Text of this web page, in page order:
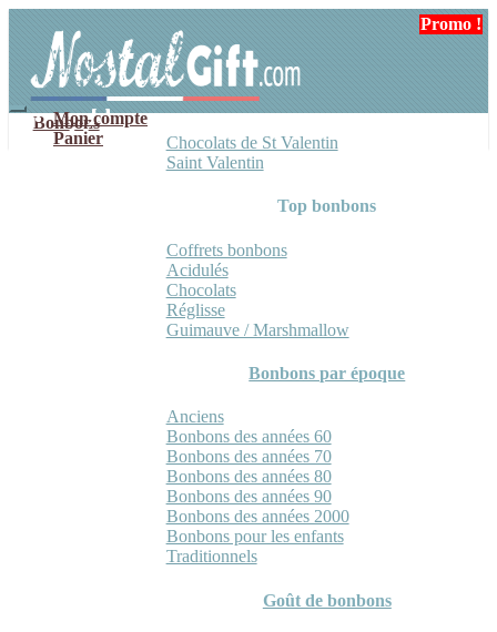
navigation
contenu
Mon compte
Panier
Bonbons
Chocolats de St Valentin
Saint Valentin
Top bonbons
Coffrets bonbons
Acidulés
Chocolats
Réglisse
Guimauve / Marshmallow
Bonbons par époque
Anciens
Bonbons des années 60
Bonbons des années 70
Bonbons des années 80
Bonbons des années 90
Bonbons des années 2000
Bonbons pour les enfants
Traditionnels
Goût de bonbons
Promo !